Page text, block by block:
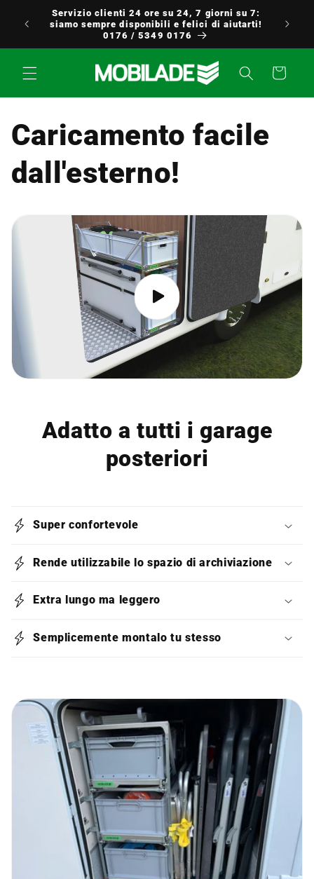
direttamente
ai contenuti
Servizio clienti 24 ore su 24, 7 giorni su 7:
siamo sempre disponibili e felici di aiutarti!
0176 / 5349 0176
Carrello
Caricamento facile
dall'esterno!
Adatto a tutti i garage
posteriori
Super confortevole
Rende utilizzabile lo spazio di archiviazione
Extra lungo ma leggero
Semplicemente montalo tu stesso